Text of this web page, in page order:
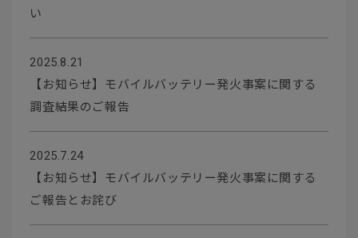
い
2025.8.21
【お知らせ】モバイルバッテリー発火事案に関する
調査結果のご報告
2025.7.24
【お知らせ】モバイルバッテリー発火事案に関する
ご報告とお詫び